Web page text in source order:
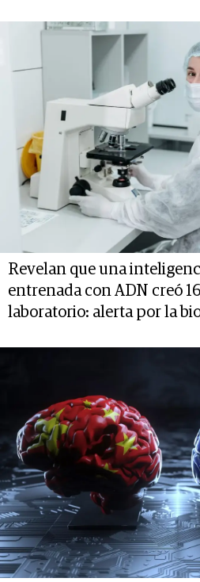
Revelan que una
entrenada con ADN creó
laboratorio: alerta por la